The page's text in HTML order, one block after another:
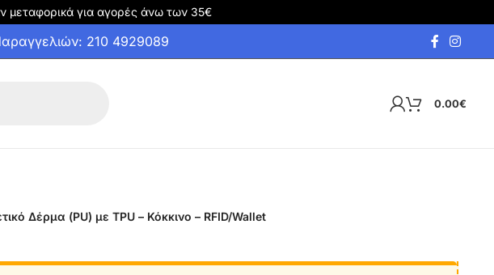
μεταφορικά για αγορές άνω των 35€
210 4929089
0.00€
Δέρμα (PU) με TPU – Κόκκινο – RFID/Wallet